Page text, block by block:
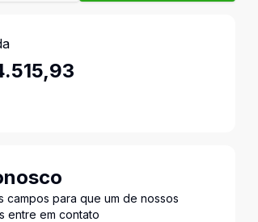
campos para que um de nossos
entre em contato